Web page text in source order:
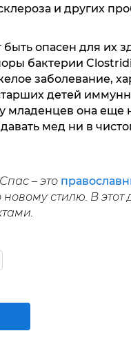
и других
опасен для их
бактерии
заболевание,
детей
младенцев она
мед ни в
– это
стилю. В этот